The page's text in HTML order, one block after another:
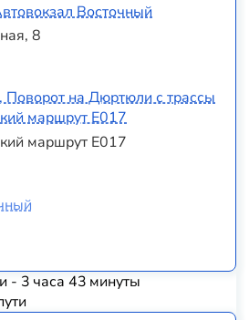
Восточный
8
на Дюртюли с трассы
маршрут Е017
маршрут Е017
- 3 часа 43 минуты